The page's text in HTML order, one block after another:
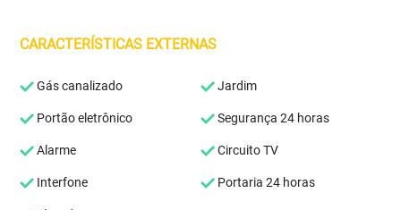
CARACTERÍSTICAS EXTERNAS
Gás canalizado Jardim
Portão eletrônico Segurança 24 horas
Alarme Circuito TV
Interfone Portaria 24 horas